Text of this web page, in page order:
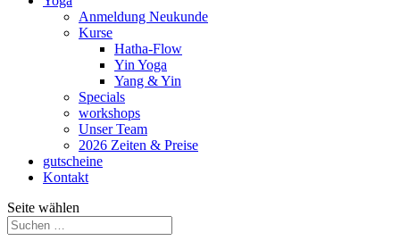
Anmeldung Neukunde
Kurse
Hatha-Flow
Yin Yoga
Yang & Yin
Specials
workshops
Unser Team
2026 Zeiten & Preise
gutscheine
Kontakt
Seite wählen